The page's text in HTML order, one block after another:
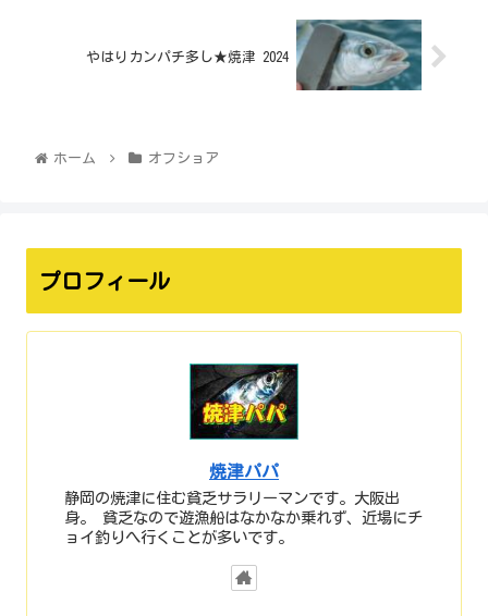
やはりカンパチ多し★焼津 2024
ホーム オフショア
プロフィール
焼津パパ
静岡の焼津に住む貧乏サラリーマンです。大阪出
身。 貧乏なので遊漁船はなかなか乗れず、近場にチ
ョイ釣りへ行くことが多いです。